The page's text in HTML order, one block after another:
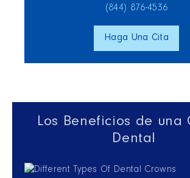
(844) 876‑4536
Haga Una Cita
Los Beneficios de una
Dental